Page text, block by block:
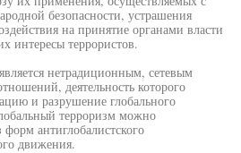
безопасности, устрашения
на принятие органами власти
интересы террористов.
нетрадиционным, сетевым
деятельность которого
и разрушение глобального
терроризм можно
антиглобалистского
движения.